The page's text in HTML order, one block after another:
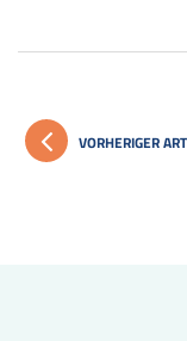
VORHERIGER